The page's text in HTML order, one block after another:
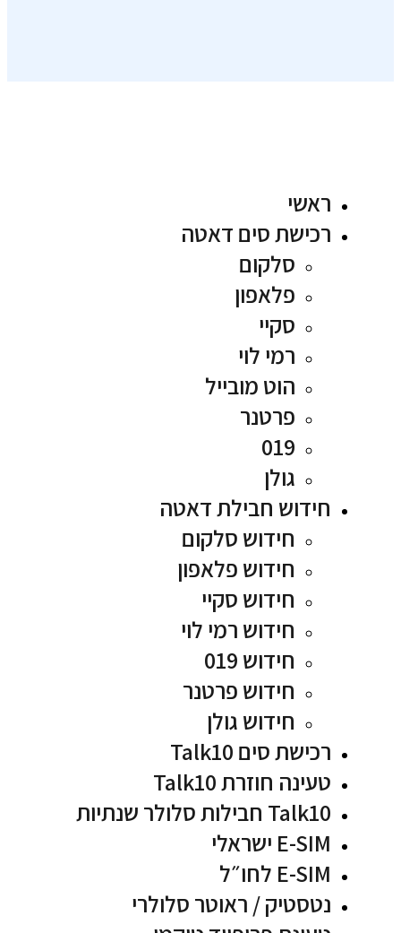
ראשי
רכישת סים דאטה
סלקום
פלאפון
סקיי
רמי לוי
הוט מובייל
פרטנר
019
גולן
חידוש חבילת דאטה
חידוש סלקום
חידוש פלאפון
חידוש סקיי
חידוש רמי לוי
חידוש 019
חידוש פרטנר
חידוש גולן
רכישת סים Talk10
טעינה חוזרת Talk10
Talk10 חבילות סלולר שנתיות
E-SIM ישראלי
E-SIM לחו״ל
נטסטיק / ראוטר סלולרי